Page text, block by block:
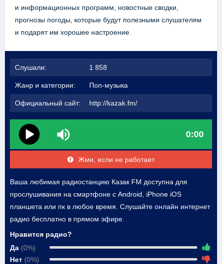
и информационных программ, новостные сводки,
прогнозы погоды, которые будут полезными слушателям
и подарят им хорошее настроение.
Слушали: 1 858
Жанр и категории: Поп-музыка
Официальный сайт: http://kazak.fm/
0:00
Жми, если не работает
Ваша любимая радиостанцию Казак FM доступна для
прослушивания на смартфоне с Android, iPhone iOS
планшета или пк в любое время. Слушайте онлайн интернет
радио бесплатно в прямом эфире.
Нравится радио?
Да (0%)
Нет (0%)